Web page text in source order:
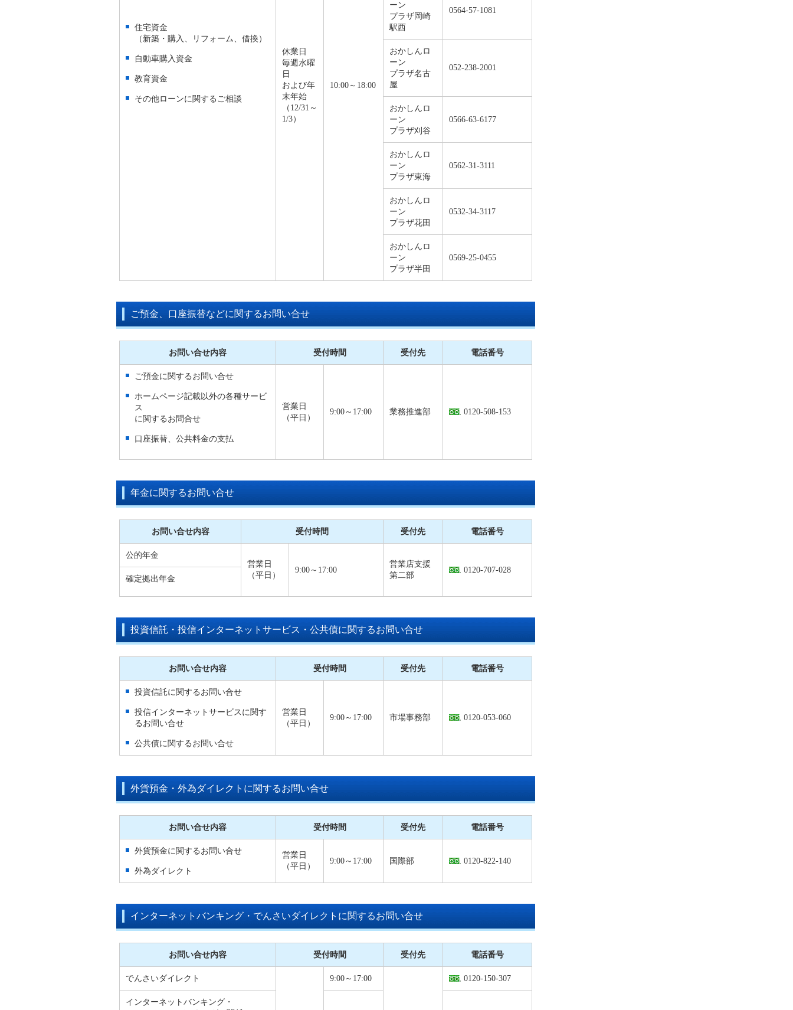
住宅資金
（新築・購入、リフォーム、借換）
自動車購入資金
教育資金
その他ローンに関するご相談
休業日
毎週水曜
日
および年
末年始
（12/31～
1/3）
10:00～18:00
ーン
プラザ岡崎
駅西
0564-57-1081
おかしんロ
ーン
プラザ名古
屋
052-238-2001
おかしんロ
ーン
プラザ刈谷
0566-63-6177
おかしんロ
ーン
プラザ東海
0562-31-3111
おかしんロ
ーン
プラザ花田
0532-34-3117
おかしんロ
ーン
プラザ半田
0569-25-0455
ご預金、口座振替などに関するお問い合せ
お問い合せ内容 受付時間 受付先 電話番号
ご預金に関するお問い合せ
ホームページ記載以外の各種サービ
ス
に関するお問合せ
口座振替、公共料金の支払
営業日
（平日）
9:00～17:00 業務推進部 0120-508-153
年金に関するお問い合せ
お問い合せ内容 受付時間 受付先 電話番号
公的年金
営業日
（平日）
9:00～17:00
営業店支援
第二部
0120-707-028
確定拠出年金
投資信託・投信インターネットサービス・公共債に関するお問い合せ
お問い合せ内容 受付時間 受付先 電話番号
投資信託に関するお問い合せ
投信インターネットサービスに関す
るお問い合せ
公共債に関するお問い合せ
営業日
（平日）
9:00～17:00 市場事務部 0120-053-060
外貨預金・外為ダイレクトに関するお問い合せ
お問い合せ内容 受付時間 受付先 電話番号
外貨預金に関するお問い合せ
外為ダイレクト
営業日
（平日）
9:00～17:00 国際部 0120-822-140
インターネットバンキング・でんさいダイレクトに関するお問い合せ
お問い合せ内容 受付時間 受付先 電話番号
でんさいダイレクト 9:00～17:00 0120-150-307
インターネットバンキング・